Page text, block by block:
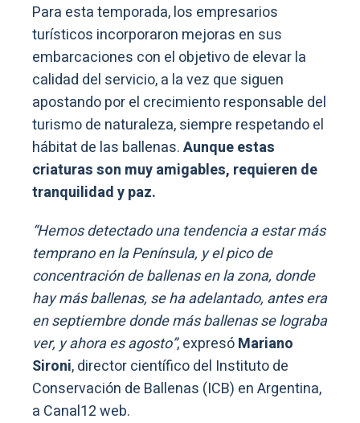
Para esta temporada, los empresarios
turísticos incorporaron mejoras en sus
embarcaciones con el objetivo de elevar la
calidad del servicio, a la vez que siguen
apostando por el crecimiento responsable del
turismo de naturaleza, siempre respetando el
hábitat de las ballenas.Aunque estas
criaturas son muy amigables, requieren de
tranquilidad y paz.
“Hemos detectado una tendencia a estar más
temprano en la Península, y el pico de
concentración de ballenas en la zona, donde
hay más ballenas, se ha adelantado, antes era
en septiembre donde más ballenas se lograba
ver, y ahora es agosto”, expresóMariano
Sironi, director científico del Instituto de
Conservación de Ballenas (ICB) en Argentina,
a Canal12 web.